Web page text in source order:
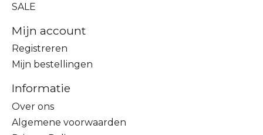
SALE
Mijn account
Registreren
Mijn bestellingen
Informatie
Over ons
Algemene voorwaarden